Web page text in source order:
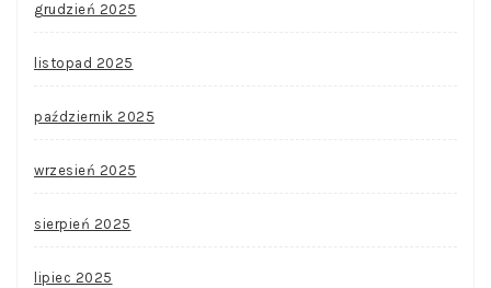
grudzień 2025
listopad 2025
październik 2025
wrzesień 2025
sierpień 2025
lipiec 2025